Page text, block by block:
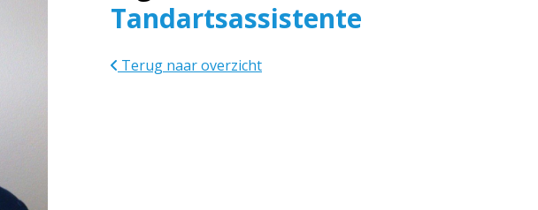
Tandartsassistente
Terug naar overzicht